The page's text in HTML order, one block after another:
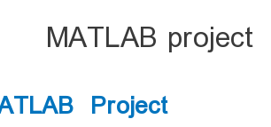
MATLAB project
Project